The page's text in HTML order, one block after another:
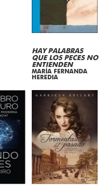
HAY PALABRAS
QUE LOS PECES NO
ENTIENDEN
MARÍA FERNANDA
HEREDIA